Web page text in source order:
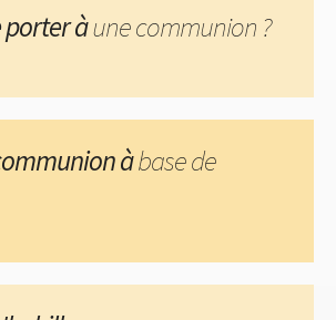
porter àune communion ?
àbase de